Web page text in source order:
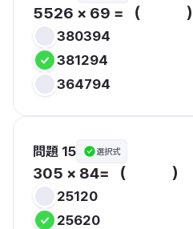
5526 × 69 = （　　　）
380394
381294
364794
問題 15 選択式
25120
25620